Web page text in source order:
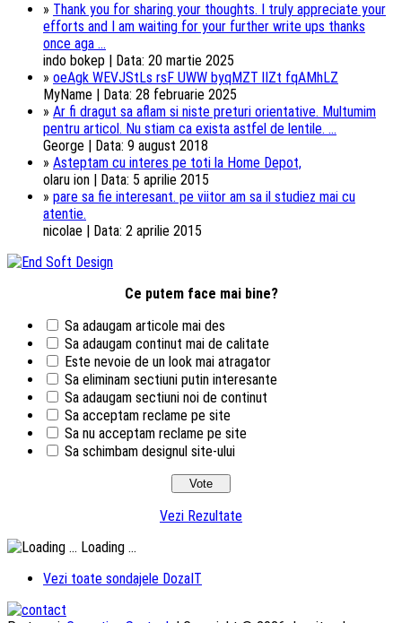
» Thank you for sharing your thoughts. I truly appreciate your
efforts and I am waiting for your further write ups thanks
once aga ...
indo bokep | Data: 20 martie 2025
» oeAgk WEVJStLs rsF UWW byqMZT lIZt fqAMhLZ
MyName | Data: 28 februarie 2025
» Ar fi dragut sa aflam si niste preturi orientative. Multumim
pentru articol. Nu stiam ca exista astfel de lentile. ...
George | Data: 9 august 2018
» Asteptam cu interes pe toti la Home Depot,
olaru ion | Data: 5 aprilie 2015
» pare sa fie interesant. pe viitor am sa il studiez mai cu
atentie.
nicolae | Data: 2 aprilie 2015
Ce putem face mai bine?
Sa adaugam articole mai des
Sa adaugam continut mai de calitate
Este nevoie de un look mai atragator
Sa eliminam sectiuni putin interesante
Sa adaugam sectiuni noi de continut
Sa acceptam reclame pe site
Sa nu acceptam reclame pe site
Sa schimbam designul site-ului
Vezi Rezultate
Loading ...
Vezi toate sondajele DozaIT